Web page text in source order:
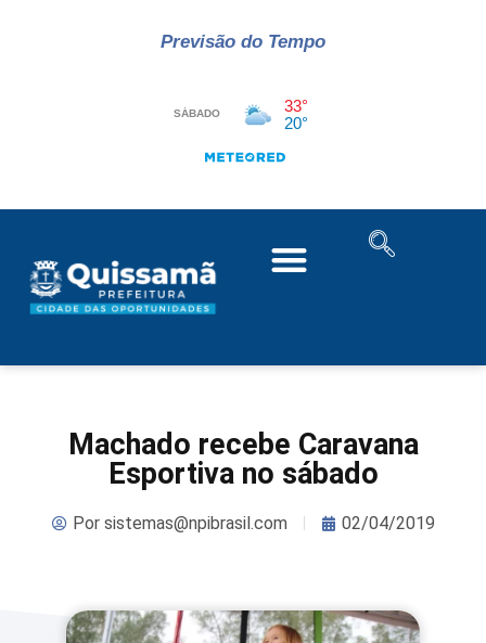
Previsão do Tempo
Machado recebe Caravana
Esportiva no sábado
Porsistemas@npibrasil.com 02/04/2019